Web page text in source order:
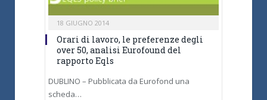
18 GIUGNO 2014
Orari di lavoro, le preferenze degli
over 50, analisi Eurofound del
rapporto Eqls
DUBLINO – Pubblicata da Eurofond una
scheda…